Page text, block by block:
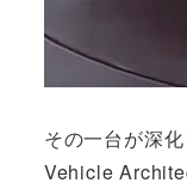
その一台が深
Vehicle